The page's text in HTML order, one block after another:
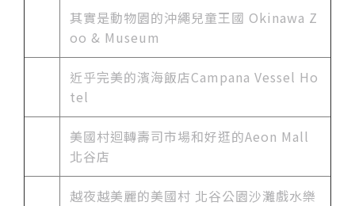
其實是動物園的沖繩兒童王國 Okinawa Z
oo & Museum
近乎完美的濱海飯店Campana Vessel Ho
tel
美國村迴轉壽司市場和好逛的Aeon Mall
北谷店
越夜越美麗的美國村 北谷公園沙灘戲水樂